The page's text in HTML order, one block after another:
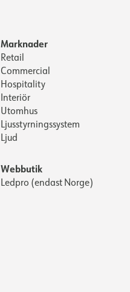
Marknader
Retail
Commercial
Hospitality
Interiör
Utomhus
Ljusstyrningssystem
Ljud
Webbutik
Ledpro (endast Norge)